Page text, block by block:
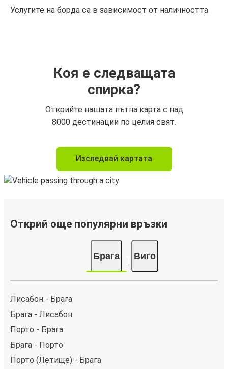
Услугите на борда са в зависимост от наличността
Коя е следващата
спирка?
Открийте нашата пътна карта с над
8000 дестинации по целия свят.
Изследвай картата
Открий още популярни връзки
Брага Виго
Лисабон - Брага
Брага - Лисабон
Порто - Брага
Брага - Порто
Порто (Летище) - Брага